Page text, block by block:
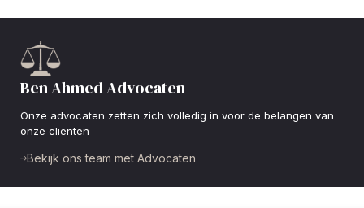
Ben Ahmed Advocaten
Onze advocaten zetten zich volledig in voor de belangen van
onze cliënten
Bekijk ons team met Advocaten